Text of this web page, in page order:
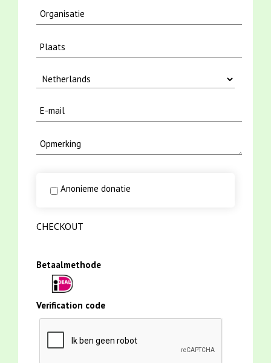
Anonieme donatie
CHECKOUT
Betaalmethode
Verification code